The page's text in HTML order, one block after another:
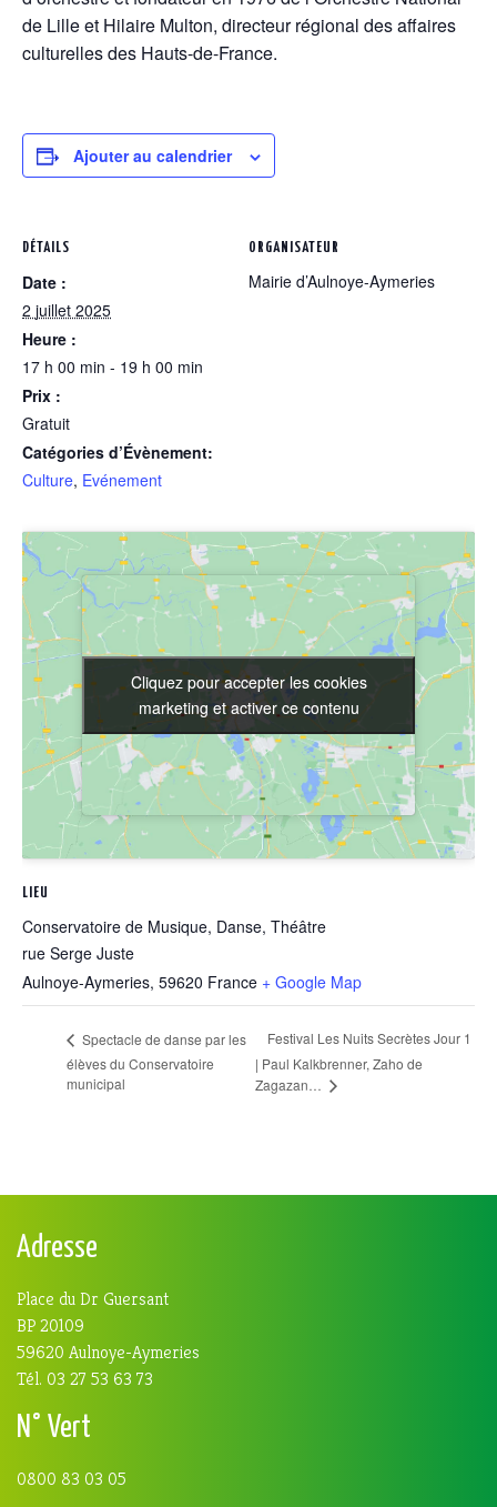
de Lille et Hilaire Multon, directeur régional des affaires
culturelles des Hauts-de-France.
Ajouter au calendrier
DÉTAILS
Date :
2 juillet 2025
Heure :
17 h 00 min - 19 h 00 min
Prix :
Gratuit
Catégories d’Évènement:
Culture, Evénement
ORGANISATEUR
Mairie d’Aulnoye-Aymeries
LIEU
Conservatoire de Musique, Danse, Théâtre
rue Serge Juste
Aulnoye-Aymeries, 59620 France + Google Map
Cliquez pour accepter les cookies
marketing et activer ce contenu
Cliquez pour accepter les cookies
marketing et activer ce contenu
Spectacle de danse par les
élèves du Conservatoire
municipal
Festival Les Nuits Secrètes Jour 1
| Paul Kalkbrenner, Zaho de
Zagazan…
Adresse
Place du Dr Guersant
BP 20109
59620 Aulnoye-Aymeries
Tél. 03 27 53 63 73
N° Vert
0800 83 03 05